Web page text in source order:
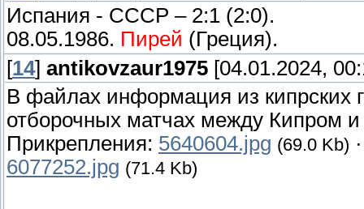
Испания - СССР – 2:1 (2:0).
08.05.1986. Пирей (Греция).
[14] antikovzaur1975 [04.01.2024,
В файлах информация из
отборочных матчах между Кипром
Прикрепления: 5640604.jpg (69.0 Kb)
6077252.jpg (71.4 Kb)